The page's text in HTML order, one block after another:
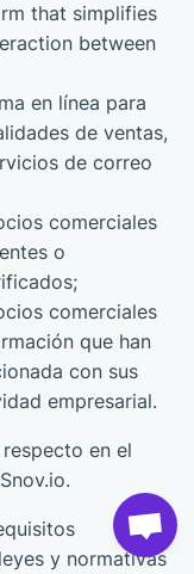
that simplifies
between
en línea para
de ventas,
de correo
comerciales
o
comerciales
que han
con sus
empresarial.
en el
y normativas